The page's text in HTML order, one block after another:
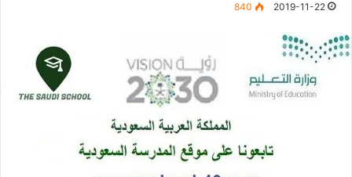
2019-11-22
840